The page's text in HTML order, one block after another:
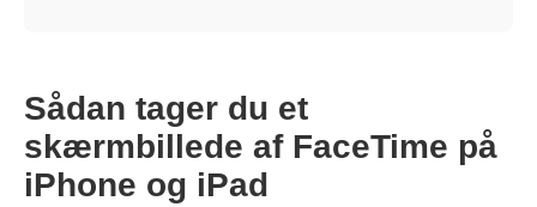
Sådan tager du et
skærmbillede af FaceTime på
iPhone og iPad